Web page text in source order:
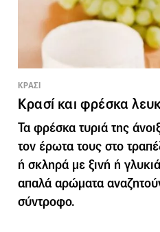
ΚΡΑΣΙ
Κρασί και φρέσκα
Τα φρέσκα τυριά της
τον έρωτα τους στο
ή σκληρά με ξινή ή
απαλά αρώματα
σύντροφο.